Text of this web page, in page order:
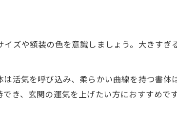
選び方
書道アートの違い
ートの文字選び
ズや額装の色を意識しましょう。大きすぎ
活気を呼び込み、柔らかい曲線を持つ書体
き、玄関の運気を上げたい方におすすめです